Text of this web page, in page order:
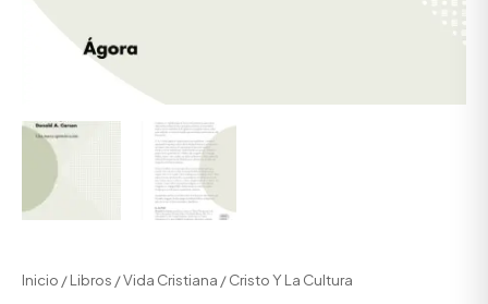
Inicio /Libros /Vida Cristiana / Cristo Y La Cultura